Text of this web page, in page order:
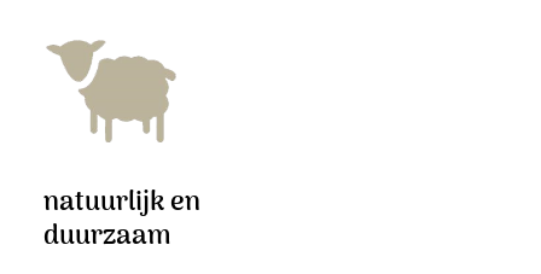
natuurlijk en
duurzaam